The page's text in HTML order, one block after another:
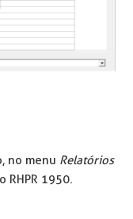
no menu Relatórios
RHPR 1950.